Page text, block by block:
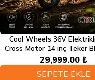
SEPETE EKLE
Cool Wheels 36V
Cross Motor 14 inç Teker
LED Far 3 Kademe Hız
29,999.00 ₺